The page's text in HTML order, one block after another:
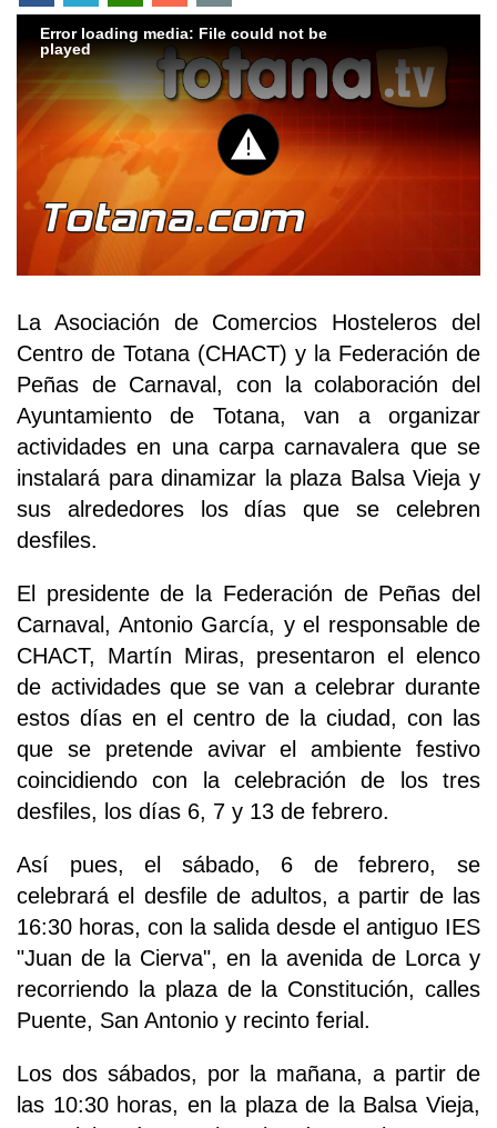
Error loading media: File could not be
played
La Asociación de Comercios Hosteleros del
Centro de Totana (CHACT) y la Federación de
Peñas de Carnaval, con la colaboración del
Ayuntamiento de Totana, van a organizar
actividades en una carpa carnavalera que se
instalará para dinamizar la plaza Balsa Vieja y
sus alrededores los días que se celebren
desfiles.
El presidente de la Federación de Peñas del
Carnaval, Antonio García, y el responsable de
CHACT, Martín Miras, presentaron el elenco
de actividades que se van a celebrar durante
estos días en el centro de la ciudad, con las
que se pretende avivar el ambiente festivo
coincidiendo con la celebración de los tres
desfiles, los días 6, 7 y 13 de febrero.
Así pues, el sábado, 6 de febrero, se
celebrará el desfile de adultos, a partir de las
16:30 horas, con la salida desde el antiguo IES
"Juan de la Cierva", en la avenida de Lorca y
recorriendo la plaza de la Constitución, calles
Puente, San Antonio y recinto ferial.
Los dos sábados, por la mañana, a partir de
las 10:30 horas, en la plaza de la Balsa Vieja,